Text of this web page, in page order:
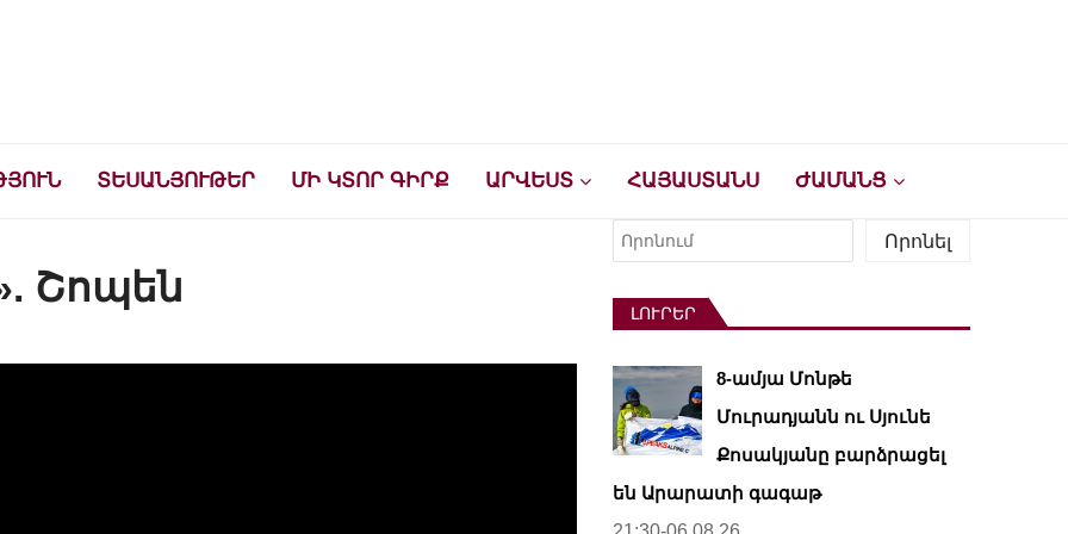
ՏԵՍԱՆՅՈՒԹԵՐ ՄԻ ԿՏՈՐ ԳԻՐՔ ԱՐՎԵՍՏ ՀԱՅԱՍՏԱՆՍ ԺԱՄԱՆՑ
Շոպեն
Որոնել
Որոնել
ԼՈՒՐԵՐ
8-ամյա Մոնթե
Մուրադյանն ու Սյունե
Քոսակյանը բարձրացել
են Արարատի գագաթ